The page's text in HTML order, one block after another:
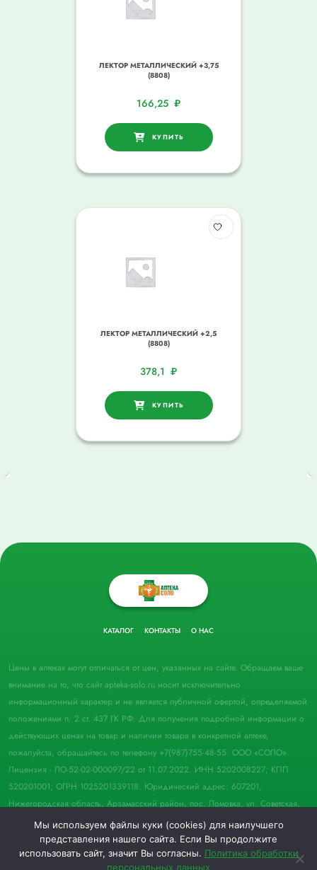
ЛЕКТОР МЕТАЛЛИЧЕСКИЙ +3,75
(8808)
166,25 ₽
КУПИТЬ
ЛЕКТОР МЕТАЛЛИЧЕСКИЙ +2,5
(8808)
378,1 ₽
КУПИТЬ
КАТАЛОГ КОНТАКТЫ О НАС
Цены в аптеках могут отличаться от цен, указанных на сайте. Обращаем ваше
внимание на то, что сайт apteka-solo.ru носит исключительно
информационный характер и не является публичной офертой, определяемой
положениями п. 2 ст. 437 ГК РФ. Для получения подробной информации о
действующих ценах на товар и наличии товара в конкретной аптеке,
пожалуйста, обращайтесь по телефону +7(987)755-48-55. ООО «СОЛО».
Лицензия - ЛО-52-02-000097/22 от 11.07.2022. ИНН 5202008227; КПП
520201001; ОГРН 1025201339118. Юридический адрес: 607201,
Нижегородская область, Арзамасский район, пос. Ломовка, ул. Советская,
д. 33, пом. 21.
© 2022 Аптека "Соло". Все права защищены.
Мы используем файлы куки (cookies) для наилучшего
представления нашего сайта. Если Вы продолжите
использовать сайт, значит Вы согласны. Политика обработки
персональных данных